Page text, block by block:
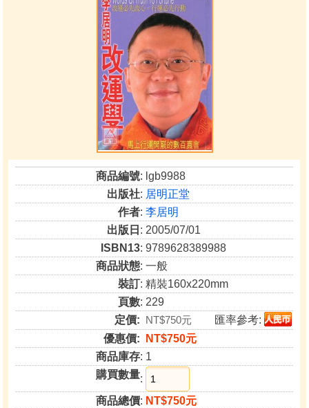
商品編號: lgb9988
出版社: 居明正堂
作者:李居明
出版日 : 2005/07/01
ISBN13: 9789628389988
商品狀態: 一般
裝訂: 精裝160x220mm
頁數: 229
定價: NT$750元
匯率參考:
優惠價:
NT$750元
商品庫存: 1
購買數量:
商品總價: NT$750元